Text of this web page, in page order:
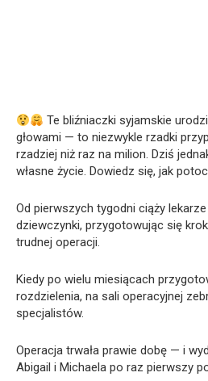
Te bliźniaczki syjamskie
głowami — to niezwykle rzadki
rzadziej niż raz na milion. Dziś
własne życie. Dowiedz się, jak
Od pierwszych tygodni ciąży
dziewczynki, przygotowując się
trudnej operacji.
Kiedy po wielu miesiącach
rozdzielenia, na sali operacyjnej
specjalistów.
Operacja trwała prawie dobę — i
Abigail i Michaela po raz pierwszy